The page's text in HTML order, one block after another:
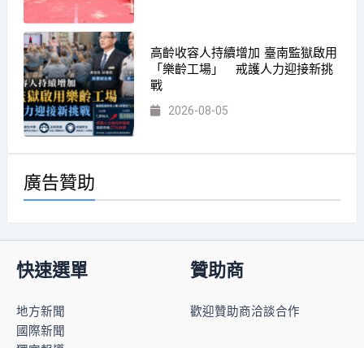
高齡收容人持續增加 臺南監獄啟用
「樂齡工場」 戒護人力迎接新挑
戰
2026-08-05
廣告贊助
快速選單
地方新聞
國際新聞
贊助商
歡迎贊助商洽談合作